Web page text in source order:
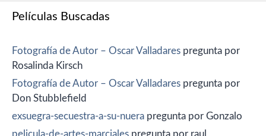
Películas Buscadas
Fotografía de Autor – Oscar Valladares pregunta por
Rosalinda Kirsch
Fotografía de Autor – Oscar Valladares pregunta por
Don Stubblefield
exsuegra-secuestra-a-su-nuera pregunta por Gonzalo
pelicula-de-artes-marciales pregunta por raul